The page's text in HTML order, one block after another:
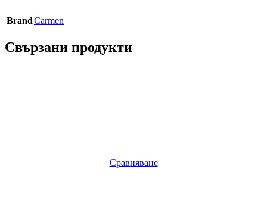
BrandCarmen
Свързани продукти
Сравняване